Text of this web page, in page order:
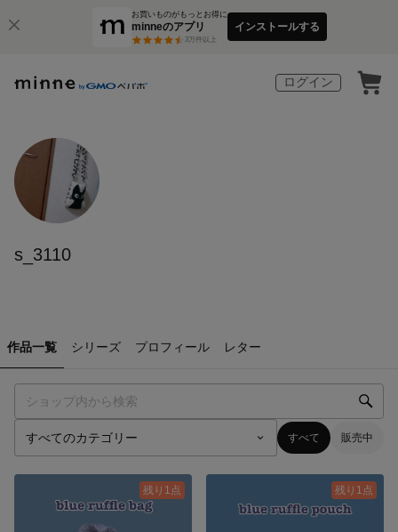
お買いものがもっとお得に
minneのアプリ
3万件以上
インストールする
ログイン
s_3110
作品一覧 シリーズ プロフィール レター
すべて 販売中
残り1点 残り1点